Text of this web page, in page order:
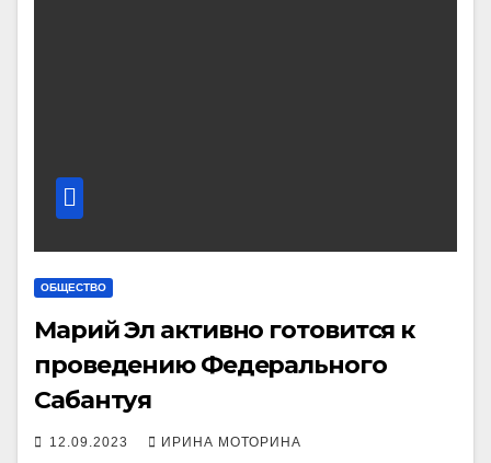
ОБЩЕСТВО
Марий Эл активно готовится к
проведению Федерального
Сабантуя
12.09.2023 ИРИНА МОТОРИНА